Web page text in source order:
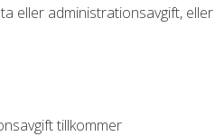
eller administrationsavgift,
tillkommer